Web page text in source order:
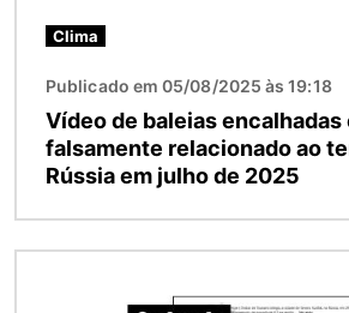
Clima
Publicado em 05/08/2025 às 19:18
Vídeo de baleias encalhadas
falsamente relacionado ao
Rússia em julho de 2025